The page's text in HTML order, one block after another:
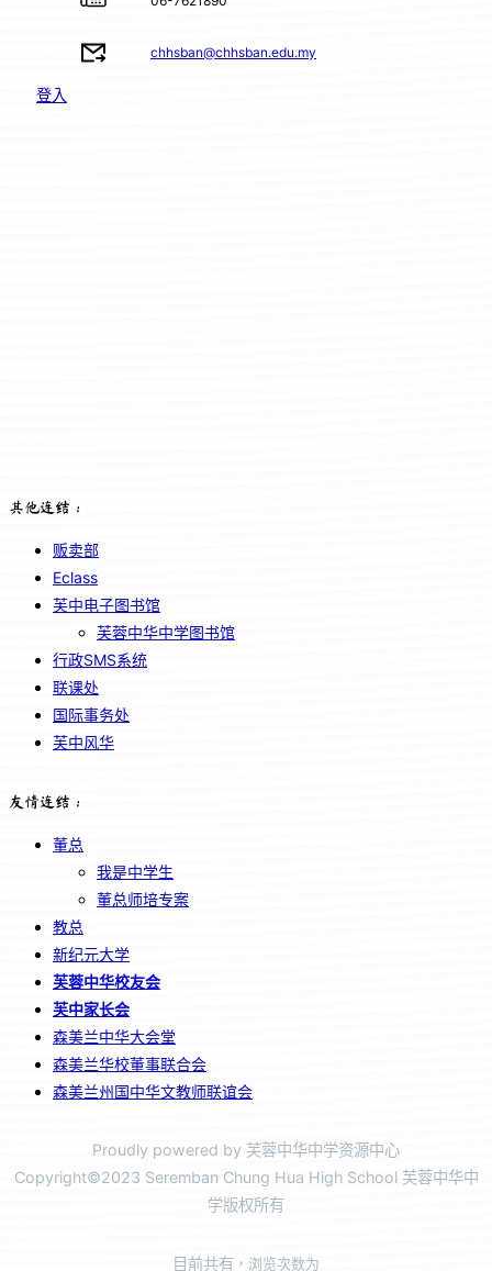
chhsban@chhsban.edu.my
登入
其他连结：
贩卖部
Eclass
芙中电子图书馆
芙蓉中华中学图书馆
行政SMS系统
联课处
国际事务处
芙中风华
友情连结：
董总
我是中学生
董总师培专案
教总
新纪元大学
芙蓉中华校友会
芙中家长会
森美兰中华大会堂
森美兰华校董事联合会
森美兰州国中华文教师联谊会
Proudly powered by 芙蓉中华中学资源中心
Copyright©2023 Seremban Chung Hua High School 芙蓉中华中
学版权所有
目前共有 ，浏览次数为